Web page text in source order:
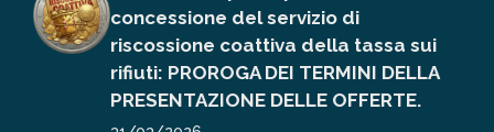
concessione del servizio di
riscossione coattiva della tassa sui
rifiuti: PROROGA DEI TERMINI DELLA
PRESENTAZIONE DELLE OFFERTE.